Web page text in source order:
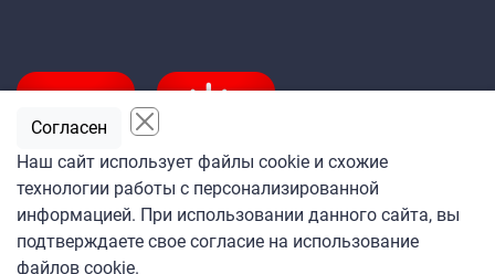
Подпишитесь
на ежедневную рассылку
«Кабельщика»
Наш сайт использует файлы cookie и схожие
технологии работы с персонализированной
информацией. При использовании данного сайта, вы
подтверждаете свое согласие на использование
файлов cookie.
Согласен